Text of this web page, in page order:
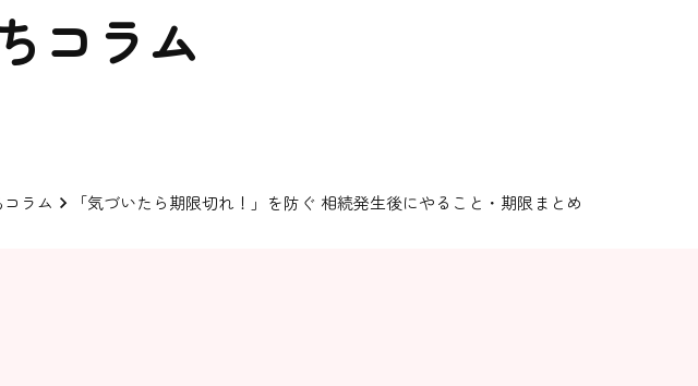
コラム
ラム 「気づいたら期限切れ！」を防ぐ 相続発生後にやること・期限まとめ